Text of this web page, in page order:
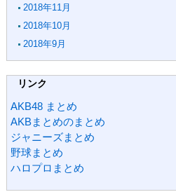
2018年11月
2018年10月
2018年9月
リンク
AKB48 まとめ
AKBまとめのまとめ
ジャニーズまとめ
野球まとめ
ハロプロまとめ